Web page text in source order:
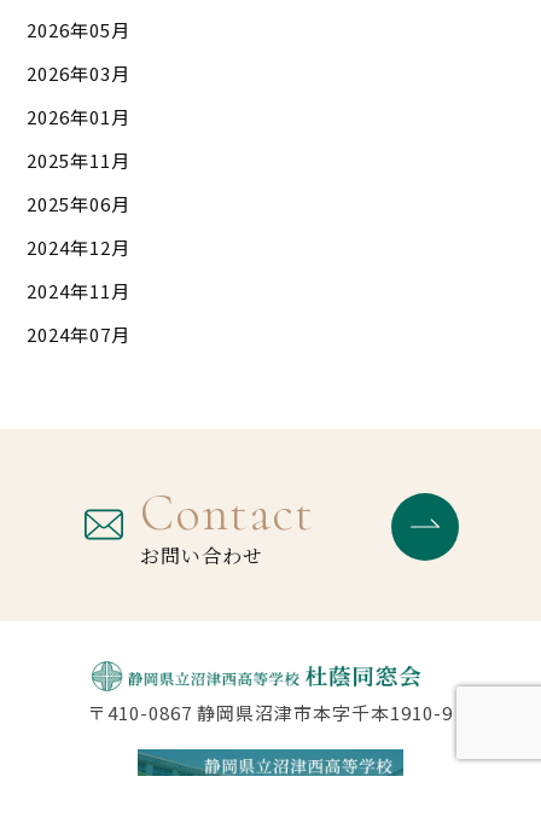
2026年05月
2026年03月
2026年01月
2025年11月
2025年06月
2024年12月
2024年11月
2024年07月
Contact
お問い合わせ
〒410-0867 静岡県沼津市本字千本1910-9